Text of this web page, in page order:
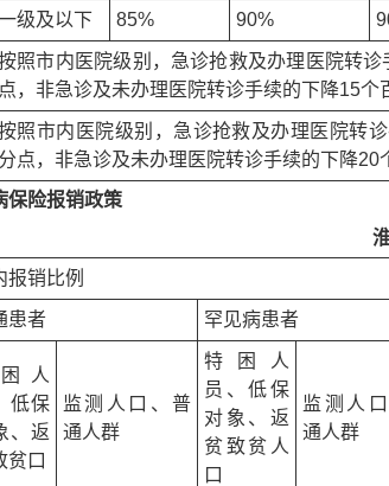
级及以下 85% 90%
照市内医院级别，急诊抢救及办理医院转
点，非急诊及未办理医院转诊手续的下降15个
照市内医院级别，急诊抢救及办理医院转
分点，非急诊及未办理医院转诊手续的下降20
保险报销政策
报销比例
患者 罕见病患者
人
低保
、返
贫口
监测人口、普
通人群
特困人
员、低保
对象、返
贫致贫人
口
监测人
通人群